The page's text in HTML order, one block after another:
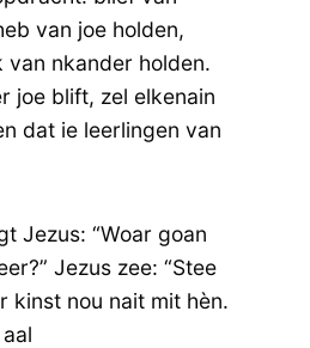
van joe holden,
van nkander holden.
joe blift, zel elkenain
dat ie leerlingen van
Jezus: “Woar goan
Jezus zee: “Stee
kinst nou nait mit hèn.